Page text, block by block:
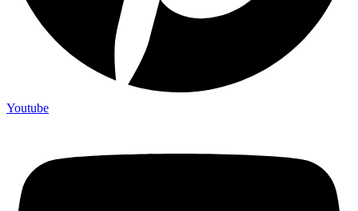
Youtube